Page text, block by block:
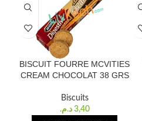
BISCUIT FOURRE MCVITIES
CREAM CHOCOLAT 38 GRS
Biscuits
3,40 د.م.